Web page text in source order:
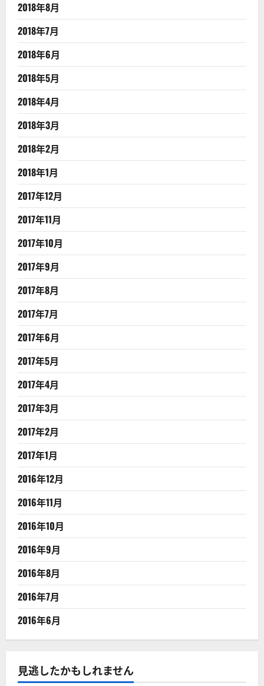
2018年8月
2018年7月
2018年6月
2018年5月
2018年4月
2018年3月
2018年2月
2018年1月
2017年12月
2017年11月
2017年10月
2017年9月
2017年8月
2017年7月
2017年6月
2017年5月
2017年4月
2017年3月
2017年2月
2017年1月
2016年12月
2016年11月
2016年10月
2016年9月
2016年8月
2016年7月
2016年6月
見逃したかもしれません